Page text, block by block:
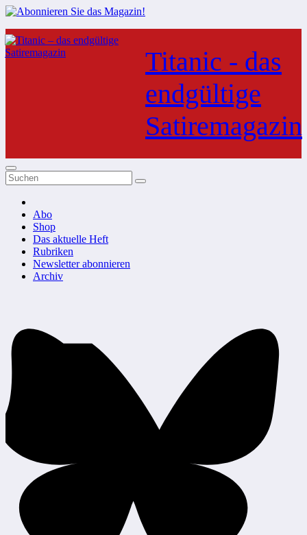
Zum
Inhalt
springen
Titanic - das
endgültige
Satiremagazin
Abo
Shop
Das aktuelle Heft
Rubriken
Newsletter abonnieren
Archiv